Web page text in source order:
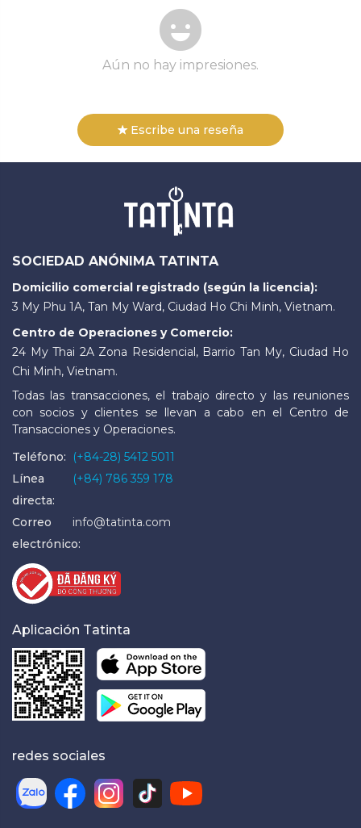
Aún no hay impresiones.
Escribe una reseña
SOCIEDAD ANÓNIMA TATINTA
Domicilio comercial registrado (según la licencia):
3 My Phu 1A, Tan My Ward, Ciudad Ho Chi Minh, Vietnam.
Centro de Operaciones y Comercio:
24 My Thai 2A Zona Residencial, Barrio Tan My, Ciudad Ho
Chi Minh, Vietnam.
Todas las transacciones, el trabajo directo y las reuniones
con socios y clientes se llevan a cabo en el Centro de
Transacciones y Operaciones.
Teléfono:
(+84-28) 5412 5011
Línea
directa:
(+84) 786 359 178
Correo
electrónico:
info@tatinta.com
Aplicación Tatinta
redes sociales